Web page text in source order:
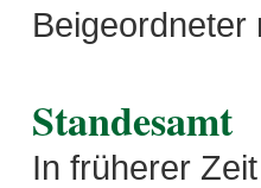
Beigeordneter
Standesamt
In früherer